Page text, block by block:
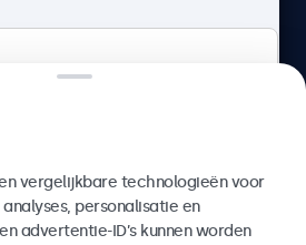
5 door 5000+ bedrijven
vergelijkbare technologieën voor
personalisatie en
advertentie-ID’s kunnen worden